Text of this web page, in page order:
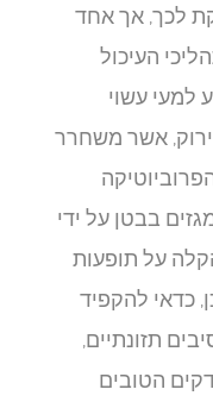
אך אחד
העיכול
עשוי
אשר משחרר
בבטן על ידי
על תופעות
להקפיד
תזונתיים,
הטובים